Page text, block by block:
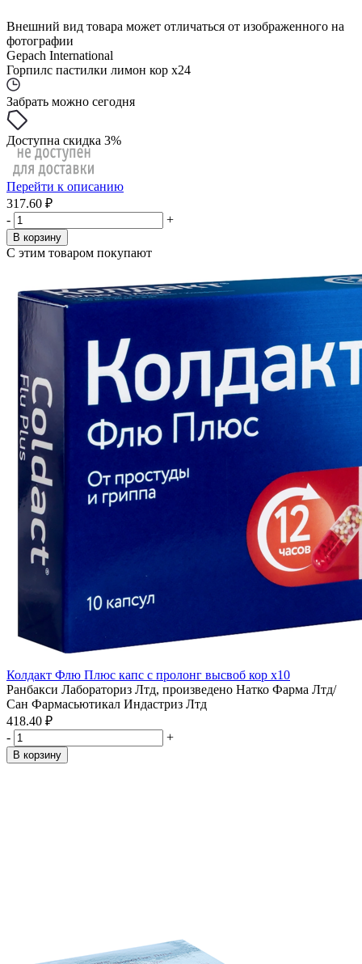
Внешний вид товара может отличаться от изображенного на
фотографии
Gepach International
Горпилс пастилки лимон кор x24
Забрать можно сегодня
Доступна скидка 3%
Перейти к описанию
317.60 ₽
-
+
В корзину
С этим товаром покупают
Колдакт Флю Плюс капс с пролонг высвоб кор x10
Ранбакси Лабораториз Лтд, произведено Натко Фарма Лтд/
Сан Фармасьютикал Индастриз Лтд
418.40 ₽
-
+
В корзину